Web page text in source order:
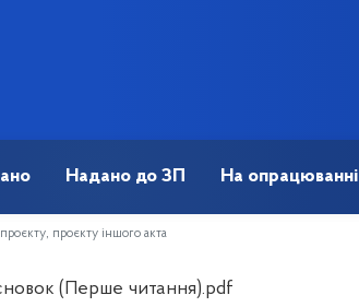
Надано до ЗП На опрацюванні
проєкту іншого акта
(Перше читання).pdf